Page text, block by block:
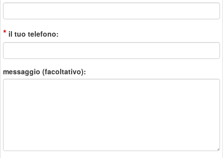
* il tuo telefono:
messaggio (facoltativo):